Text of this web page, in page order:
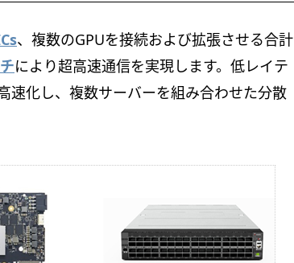
、複数のGPUを接続および拡張させる合計
により超高速通信を実現します。低レイテ
速化し、複数サーバーを組み合わせた分散